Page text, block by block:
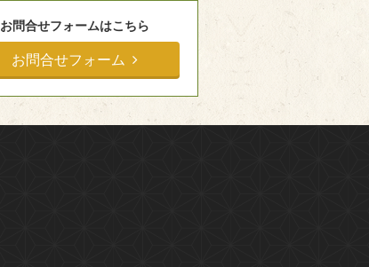
お問合せフォームはこちら
お問合せフォーム